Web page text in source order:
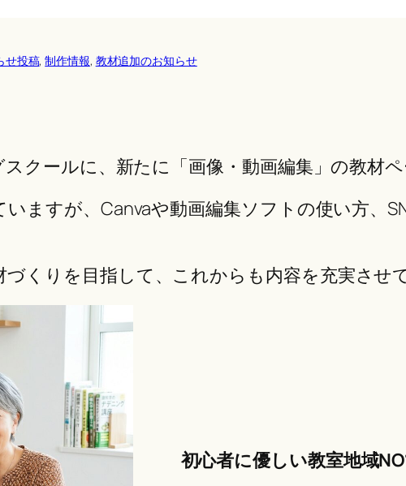
せ投稿, 制作情報, 教材追加のお知らせ
クールに、新たに「画像・動画編集」の教材ペ
ますが、Canvaや動画編集ソフトの使い方、
くりを目指して、これからも内容を充実させ
初心者に優しい教室地域